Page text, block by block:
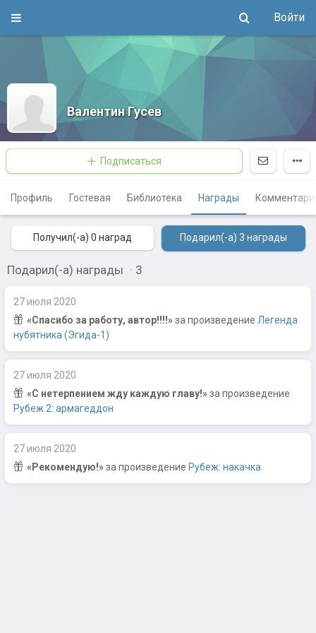
Войти
Валентин Гусев
Подписаться
Профиль Гостевая Библиотека Награды
Получил(-а) 0 наград Подарил(-а) 3 награды
Подарил(-а) награды · 3
27 июля 2020
«Спасибо за работу, автор!!!!»за произведение Легенда
нубятника (Эгида-1)
27 июля 2020
«С нетерпением жду каждую главу!»за произведение
Рубеж 2: армагеддон
27 июля 2020
«Рекомендую!»за произведение Рубеж: накачка